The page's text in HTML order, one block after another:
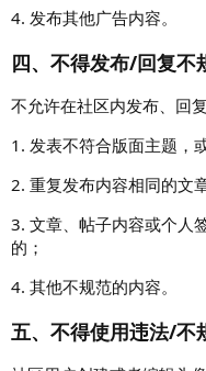
4. 发布其他广告内容。
四、不得发布/回复不
不允许在社区内发布、回
1. 发表不符合版面主题，
2. 重复发布内容相同的文
3. 文章、帖子内容或个人
的；
4. 其他不规范的内容。
五、不得使用违法/不